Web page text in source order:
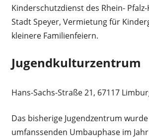
Kinderschutzdienst des Rhein-
Stadt Speyer, Vermietung für
kleinere Familienfeiern.
Jugendkulturzentrum
Hans-Sachs-Straße 21, 67117
Das bisherige Jugendzentrum
umfanssenden Umbauphase im